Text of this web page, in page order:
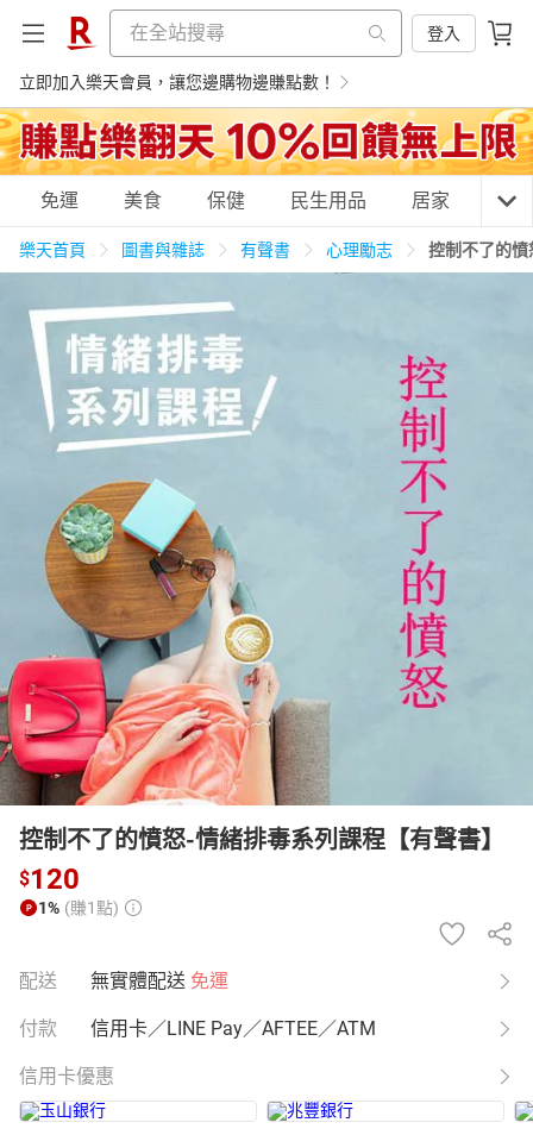
登入
立即加入樂天會員，讓您邊購物邊賺點數！
購物網分類
天天免運 美食蛋糕
居家生活 3C家電 親子玩具
女裝 男裝 情趣用品
日本購物 電子/紙本書
HOT
免運 美食 保健 民生用品 居家 3C
樂天首頁 圖書與雜誌 有聲書 心理勵志 控制不了的
控制不了的憤怒-情緒排毒系列課程【有聲書】
$120
1% (賺1點)
配送 無實體配送 免運
付款 信用卡／LINE Pay／AFTEE／ATM
信用卡優惠